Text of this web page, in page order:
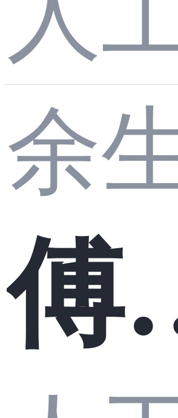
推
荐：
el
余
傅